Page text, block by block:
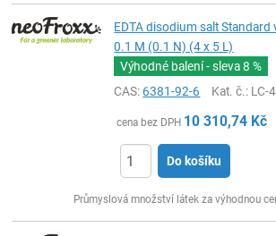
EDTA disodium salt
0.1 M (0.1 N) (4 x 5 L)
Výhodné balení - sleva8 %
CAS:6381-92-6 Kat. č.: LC-
cena bez DPH 10 310,74 Kč
Do košíku
Průmyslová množství látek za výhodnou